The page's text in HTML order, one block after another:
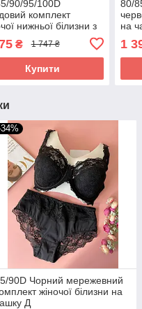
90/95/100D
комплект
нижньої білизни з
₴ 1 747 ₴
Купити
80/
на
1
90D Чорний мережевний
жіночої білизни на
Д